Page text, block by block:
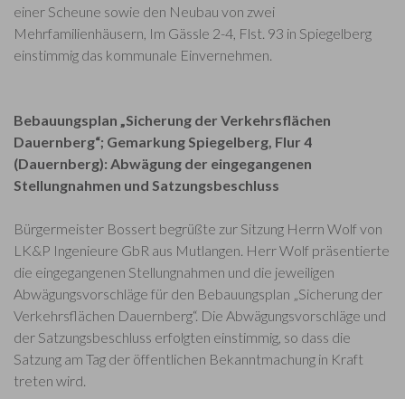
einer Scheune sowie den Neubau von zwei
Mehrfamilienhäusern, Im Gässle 2-4, Flst. 93 in Spiegelberg
einstimmig das kommunale Einvernehmen.
Bebauungsplan „Sicherung der Verkehrsflächen
Dauernberg“; Gemarkung Spiegelberg, Flur 4
(Dauernberg): Abwägung der eingegangenen
Stellungnahmen und Satzungsbeschluss
Bürgermeister Bossert begrüßte zur Sitzung Herrn Wolf von
LK&P Ingenieure GbR aus Mutlangen. Herr Wolf präsentierte
die eingegangenen Stellungnahmen und die jeweiligen
Abwägungsvorschläge für den Bebauungsplan „Sicherung der
Verkehrsflächen Dauernberg“. Die Abwägungsvorschläge und
der Satzungsbeschluss erfolgten einstimmig, so dass die
Satzung am Tag der öffentlichen Bekanntmachung in Kraft
treten wird.